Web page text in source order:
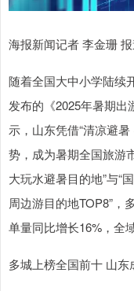
海报新闻记者 李金珊
随着全国大中小学陆续
发布的《2025年暑期出
示，山东凭借“清凉避
势，成为暑期全国旅游
大玩水避暑目的地”与“
周边游目的地TOP8”，
单量同比增长16%，全
多城上榜全国前十 山东